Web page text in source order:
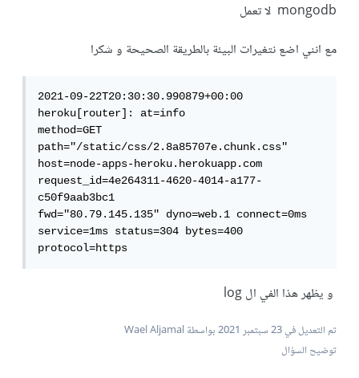
mongodb لا تعمل
مع انني اضع نتغيرات البيئة بالطريقة الصحيحة و شكرا
2021-09-22T20:30:30.990879+00:00
heroku[router]: at=info
method=GET
path="/static/css/2.8a85707e.chunk.css"
host=node-apps-heroku.herokuapp.com
request_id=4e264311-4620-4014-a177-
c50f9aab3bc1
fwd="80.79.145.135" dyno=web.1 connect=0ms
service=1ms status=304 bytes=400
protocol=https
و يظهر هذا الفي ال log
تم التعديل في23 سبتمبر 2021
بواسطة Wael Aljamal
توضيح السؤال